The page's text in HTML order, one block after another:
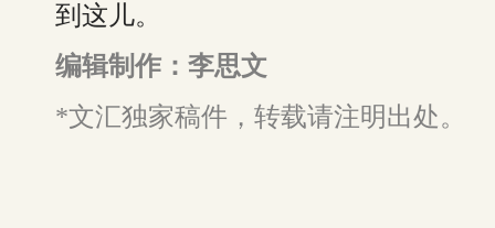
到这儿。
编辑制作：李思文
*文汇独家稿件，转载请注明出处。